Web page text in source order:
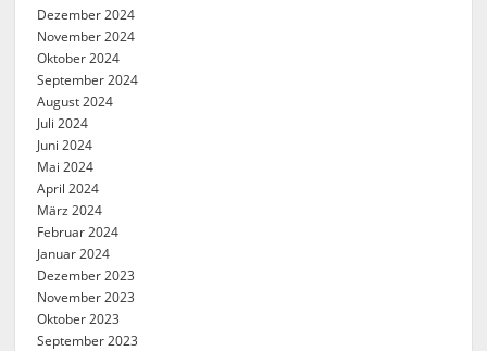
Dezember 2024
November 2024
Oktober 2024
September 2024
August 2024
Juli 2024
Juni 2024
Mai 2024
April 2024
März 2024
Februar 2024
Januar 2024
Dezember 2023
November 2023
Oktober 2023
September 2023